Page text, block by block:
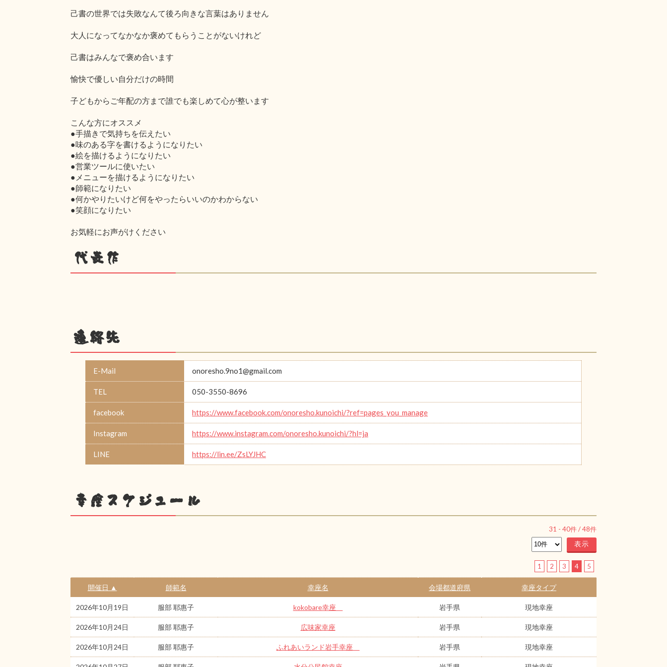
己書の世界では失敗なんて後ろ向きな言葉はありません
大人になってなかなか褒めてもらうことがないけれど
己書はみんなで褒め合います
愉快で優しい自分だけの時間
子どもからご年配の方まで誰でも楽しめて心が整います
こんな方にオススメ
●手描きで気持ちを伝えたい
●味のある字を書けるようになりたい
●絵を描けるようになりたい
●営業ツールに使いたい
●メニューを描けるようになりたい
●師範になりたい
●何かやりたいけど何をやったらいいのかわからない
●笑顔になりたい
お気軽にお声がけください
代表作
連絡先
E-Mail onoresho.9no1@gmail.com
TEL 050-3550-8696
facebook https://www.facebook.com/onoresho.kunoichi/?ref=pages_you_manage
Instagram https://www.instagram.com/onoresho.kunoichi/?hl=ja
LINE https://lin.ee/ZsLYJHC
幸座スケジュール
31 - 40件 /48件
1 2 3 4 5
開催日 ▲ 師範名 幸座名 会場都道府県 幸座タイプ
2026年10月19日 服部 耶惠子 kokobare幸座 岩手県 現地幸座
2026年10月24日 服部 耶惠子 広味家幸座 岩手県 現地幸座
2026年10月24日 服部 耶惠子 ふれあいランド岩手幸座 岩手県 現地幸座